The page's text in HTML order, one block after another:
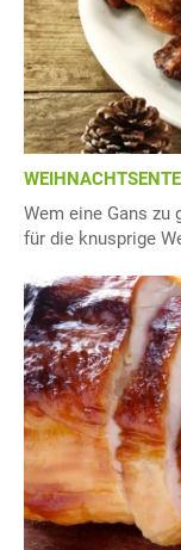
WEIHNACHTSENTE
Wem eine Gans zu
für die knusprige